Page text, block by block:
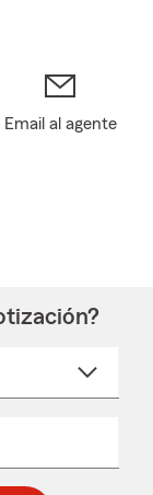
Email al agente